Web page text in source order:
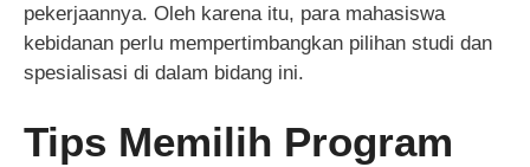
pekerjaannya. Oleh karena itu, para mahasiswa
kebidanan perlu mempertimbangkan pilihan studi dan
spesialisasi di dalam bidang ini.
Tips Memilih Program